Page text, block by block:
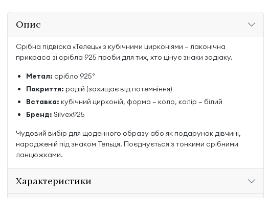
Опис
Срібна підвіска «Телець» з кубічними цирконіями — лаконічна
прикраса зі срібла 925 проби для тих, хто цінує знаки зодіаку.
Метал: срібло 925°
Покриття: родій (захищає від потемніння)
Вставка: кубічний цирконій, форма — коло, колір — білий
Бренд: Silvex925
Чудовий вибір для щоденного образу або як подарунок дівчині,
народженій під знаком Тельця. Поєднується з тонкими срібними
ланцюжками.
Характеристики